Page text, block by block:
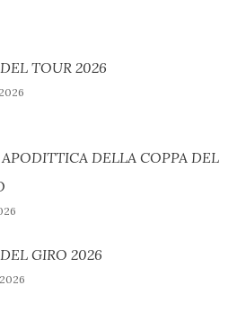
TOUR 2026
DELLA COPPA DEL
GIRO 2026